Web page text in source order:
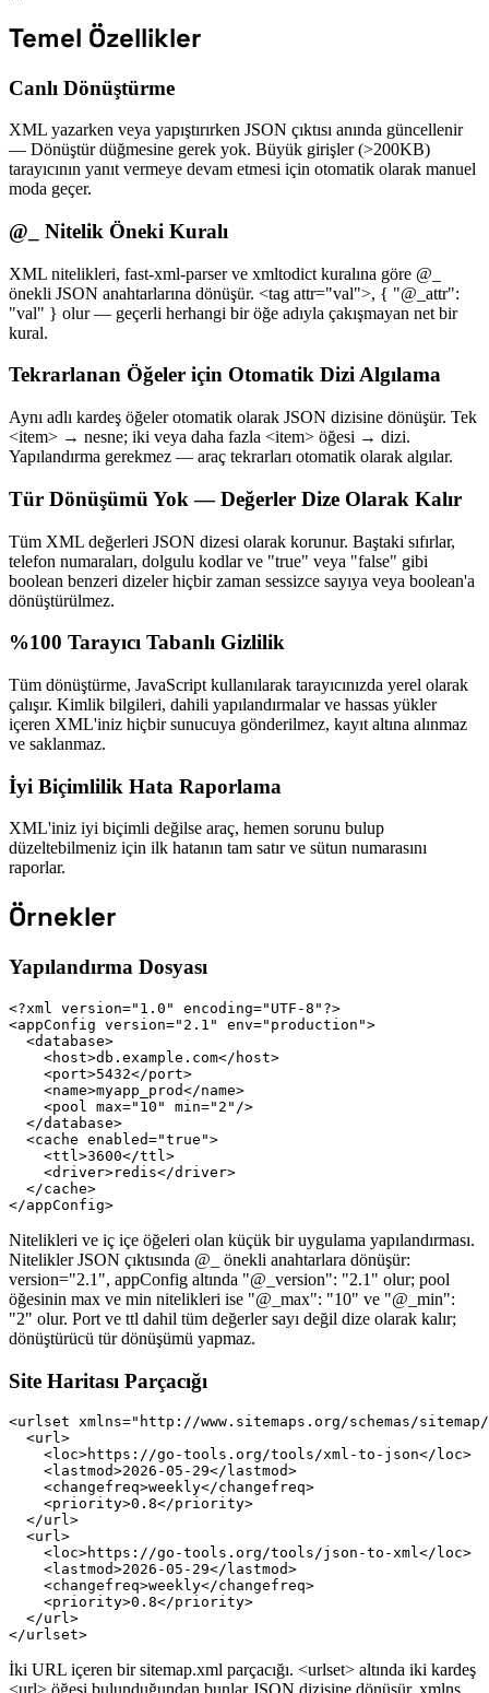
Temel Özellikler
Canlı Dönüştürme
XML yazarken veya yapıştırırken JSON çıktısı anında güncellenir
— Dönüştür düğmesine gerek yok. Büyük girişler (>200KB)
tarayıcının yanıt vermeye devam etmesi için otomatik olarak manuel
moda geçer.
@_ Nitelik Öneki Kuralı
XML nitelikleri, fast-xml-parser ve xmltodict kuralına göre @_
önekli JSON anahtarlarına dönüşür. <tag attr="val">, { "@_attr":
"val" } olur — geçerli herhangi bir öğe adıyla çakışmayan net bir
kural.
Tekrarlanan Öğeler için Otomatik Dizi Algılama
Aynı adlı kardeş öğeler otomatik olarak JSON dizisine dönüşür. Tek
<item> → nesne; iki veya daha fazla <item> öğesi → dizi.
Yapılandırma gerekmez — araç tekrarları otomatik olarak algılar.
Tür Dönüşümü Yok — Değerler Dize Olarak Kalır
Tüm XML değerleri JSON dizesi olarak korunur. Baştaki sıfırlar,
telefon numaraları, dolgulu kodlar ve "true" veya "false" gibi
boolean benzeri dizeler hiçbir zaman sessizce sayıya veya boolean'a
dönüştürülmez.
%100 Tarayıcı Tabanlı Gizlilik
Tüm dönüştürme, JavaScript kullanılarak tarayıcınızda yerel olarak
çalışır. Kimlik bilgileri, dahili yapılandırmalar ve hassas yükler
içeren XML'iniz hiçbir sunucuya gönderilmez, kayıt altına alınmaz
ve saklanmaz.
İyi Biçimlilik Hata Raporlama
XML'iniz iyi biçimli değilse araç, hemen sorunu bulup
düzeltebilmeniz için ilk hatanın tam satır ve sütun numarasını
raporlar.
Örnekler
Yapılandırma Dosyası
<?xml version="1.0" encoding="UTF-8"?>
<appConfig version="2.1" env="production">
  <database>
    <host>db.example.com</host>
    <port>5432</port>
    <name>myapp_prod</name>
    <pool max="10" min="2"/>
  </database>
  <cache enabled="true">
    <ttl>3600</ttl>
    <driver>redis</driver>
  </cache>
</appConfig>
Nitelikleri ve iç içe öğeleri olan küçük bir uygulama yapılandırması.
Nitelikler JSON çıktısında @_ önekli anahtarlara dönüşür:
version="2.1", appConfig altında "@_version": "2.1" olur; pool
öğesinin max ve min nitelikleri ise "@_max": "10" ve "@_min":
"2" olur. Port ve ttl dahil tüm değerler sayı değil dize olarak kalır;
dönüştürücü tür dönüşümü yapmaz.
Site Haritası Parçacığı
<urlset xmlns="http://www.sitemaps.org/schemas/
  <url>
    <loc>https://go-tools.org/tools/xml-to-json</loc>
    <lastmod>2026-05-29</lastmod>
    <changefreq>weekly</changefreq>
    <priority>0.8</priority>
  </url>
  <url>
    <loc>https://go-tools.org/tools/json-to-xml</loc>
    <lastmod>2026-05-29</lastmod>
    <changefreq>weekly</changefreq>
    <priority>0.8</priority>
  </url>
</urlset>
İki URL içeren bir sitemap.xml parçacığı. <urlset> altında iki kardeş